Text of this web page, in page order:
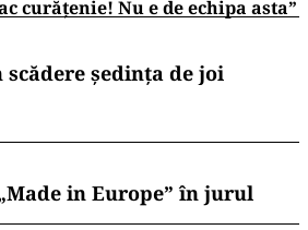
curățenie! Nu e de echipa asta”
ședința de joi
in Europe” în jurul